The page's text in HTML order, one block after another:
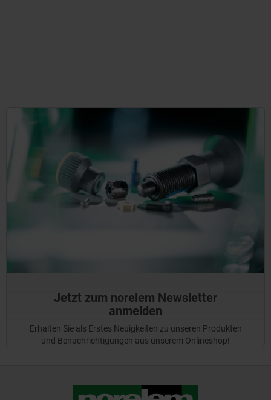
Jetzt zum norelem Newsletter
anmelden
Erhalten Sie als Erstes Neuigkeiten zu unseren Produkten
und Benachrichtigungen aus unserem Onlineshop!